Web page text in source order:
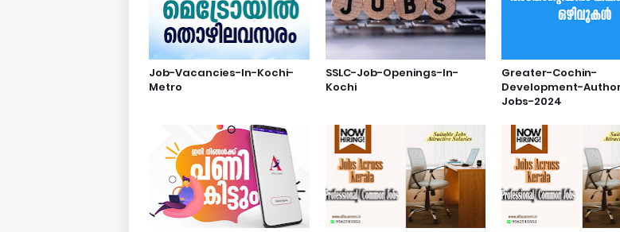
Job-Vacancies-In-Kochi-
Metro
SSLC-Job-Openings-In-
Kochi
Greater-Cochin-
Development-
Jobs-2024